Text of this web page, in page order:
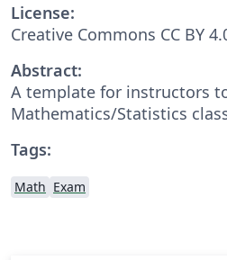
License:
Creative Commons CC BY
Abstract:
A template for instructors
Mathematics/Statistics
Tags:
Math Exam